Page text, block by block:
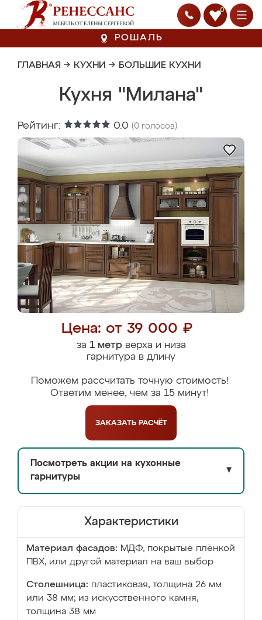
0
РОШАЛЬ
ГЛАВНАЯ → КУХНИ → БОЛЬШИЕ КУХНИ
Кухня "Милана"
Рейтинг: 0.0 (0 голосов)
Цена: от 39 000 ₽
за 1 метрверха и низа
гарнитура в длину
Поможем рассчитать точную стоимость!
Ответим менее, чем за 15 минут!
ЗАКАЗАТЬ РАСЧЁТ
Посмотреть акции на кухонные
гарнитуры
▼
Характеристики
Материал фасадов: МДФ, покрытые плёнкой
ПВХ, или другой материал на ваш выбор
Столешница: пластиковая, толщина 26 мм
или 38 мм; из искусственного камня,
толщина 38 мм